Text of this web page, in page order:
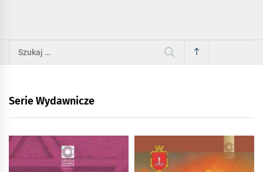
Szukaj:
Serie Wydawnicze